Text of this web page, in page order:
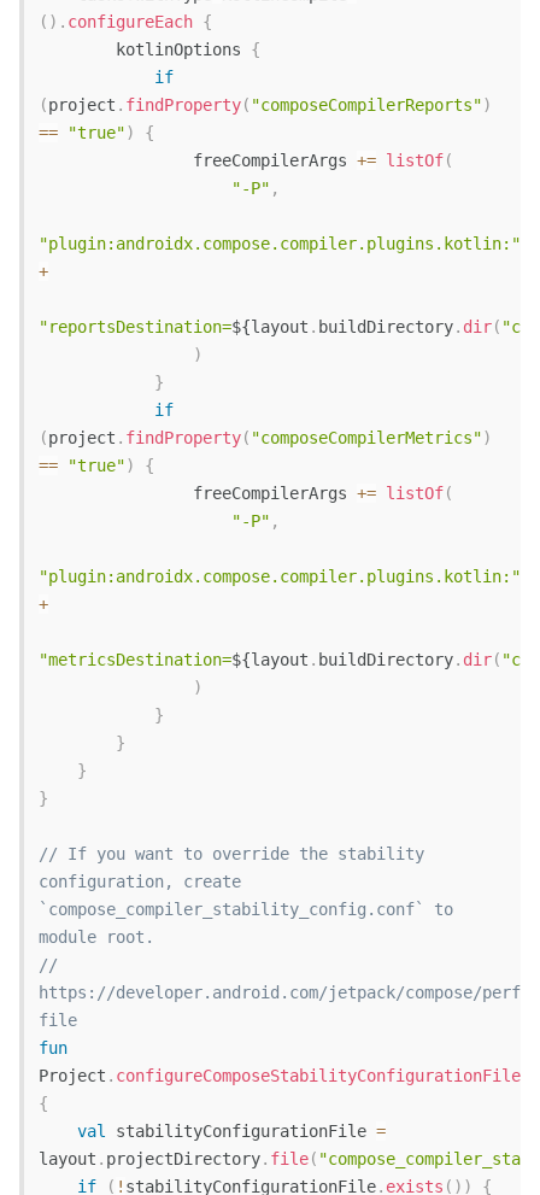
( ) . configureEach {
        kotlinOptions
{
if
(project . findProperty( "composeCompilerReports")
==
"true")
{
                freeCompilerArgs
+= listOf(
"-P" ,
"plugin:androidx.compose.compiler.plugins.kotlin:"
+
"reportsDestination=${layout . buildDirectory. dir(
)
}
if
(project . findProperty( "composeCompilerMetrics")
==
"true")
{
                freeCompilerArgs
+= listOf(
"-P" ,
"plugin:androidx.compose.compiler.plugins.kotlin:"
+
"metricsDestination=${layout . buildDirectory. dir(
)
}
}
}
}
// If you want to override the stability
configuration, create
`compose_compiler_stability_config.conf` to
module root.
//
https://developer.android.com/jetpack/compose/
file
fun
Project . configureComposeStabilityConfigurationFile
{
val
stabilityConfigurationFile =
layout . projectDirectory. file(
if
( ! stabilityConfigurationFile. exists ( ) ) {